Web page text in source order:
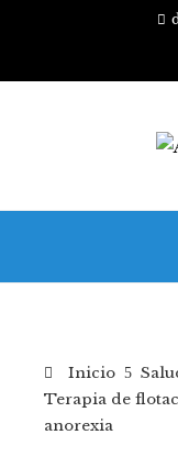
Inicio
Terapia de
anorexia